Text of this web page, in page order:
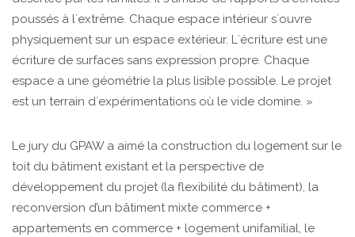
poussés à lʼextrême. Chaque espace intérieur sʼouvre
physiquement sur un espace extérieur. Lʼécriture est une
écriture de surfaces sans expression propre. Chaque
espace a une géométrie la plus lisible possible. Le projet
est un terrain dʼexpérimentations où le vide domine. »
Le jury du GPAW a aimé la construction du logement sur le
toit du bâtiment existant et la perspective de
développement du projet (la flexibilité du bâtiment), la
reconversion d’un bâtiment mixte commerce +
appartements en commerce + logement unifamilial, le